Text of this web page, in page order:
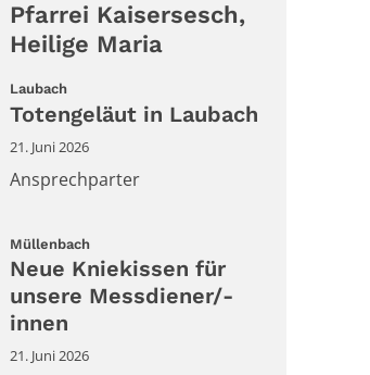
Pfarrei Kaisersesch,
Heilige Maria
Laubach:
Totengeläut in Laubach
21. Juni 2026
Ansprechparter
Müllenbach:
Neue Kniekissen für
unsere Messdiener/-
innen
21. Juni 2026